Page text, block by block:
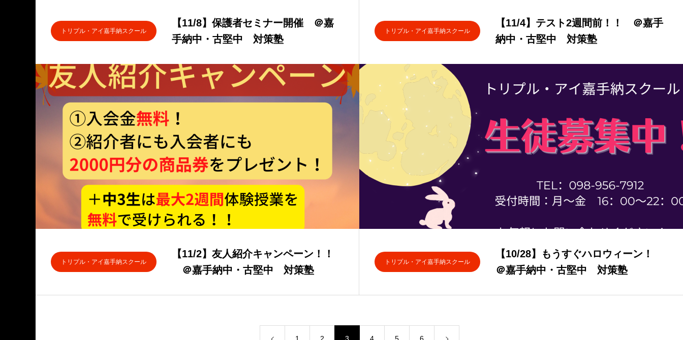
トリプル・アイ嘉手納スクール
【11/8】保護者セミナー開催 ＠嘉
手納中・古堅中 対策塾
トリプル・アイ嘉手納スクール
【11/4】テスト2週間前！！ ＠嘉手
納中・古堅中 対策塾
トリプル・アイ嘉手納スクール
【11/2】友人紹介キャンペーン！！
＠嘉手納中・古堅中 対策塾
トリプル・アイ嘉手納スクール
【10/28】もうすぐハロウィーン！
＠嘉手納中・古堅中 対策塾